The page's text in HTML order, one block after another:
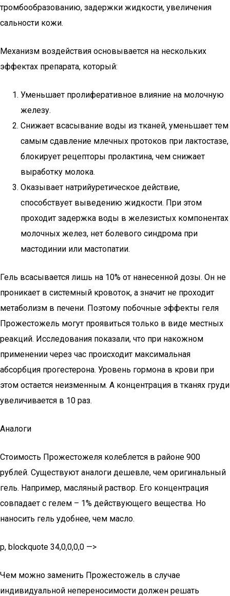
тромбообразованию, задержки жидкости, увеличения
сальности кожи.
Механизм воздействия основывается на нескольких
эффектах препарата, который:
Уменьшает пролиферативное влияние на молочную
железу.
Снижает всасывание воды из тканей, уменьшает тем
самым сдавление млечных протоков при лактостазе,
блокирует рецепторы пролактина, чем снижает
выработку молока.
Оказывает натрийуретическое действие,
способствует выведению жидкости. При этом
проходит задержка воды в железистых компонентах
молочных желез, нет болевого синдрома при
мастодинии или мастопатии.
Гель всасывается лишь на 10% от нанесенной дозы. Он не
проникает в системный кровоток, а значит не проходит
метаболизм в печени. Поэтому побочные эффекты геля
Прожестожель могут проявиться только в виде местных
реакций. Исследования показали, что при накожном
применении через час происходит максимальная
абсорбция прогестерона. Уровень гормона в крови при
этом остается неизменным. А концентрация в тканях груди
увеличивается в 10 раз.
Аналоги
Стоимость Прожестожеля колеблется в районе 900
рублей. Существуют аналоги дешевле, чем оригинальный
гель. Например, масляный раствор. Его концентрация
совпадает с гелем – 1% действующего вещества. Но
наносить гель удобнее, чем масло.
p, blockquote 34,0,0,0,0 —>
Чем можно заменить Прожестожель в случае
индивидуальной непереносимости должен решать